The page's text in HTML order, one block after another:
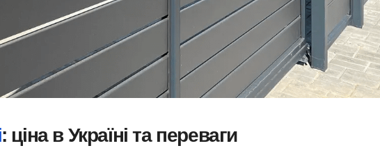
: ціна в Україні та переваги